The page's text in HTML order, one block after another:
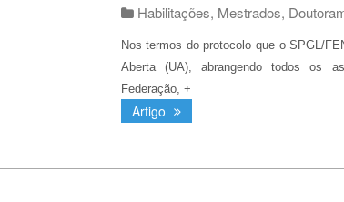
Habilitações, Mestrados,
Nos termos do protocolo que o SPGL/
Aberta (UA), abrangendo todos os
Federação, +
Artigo